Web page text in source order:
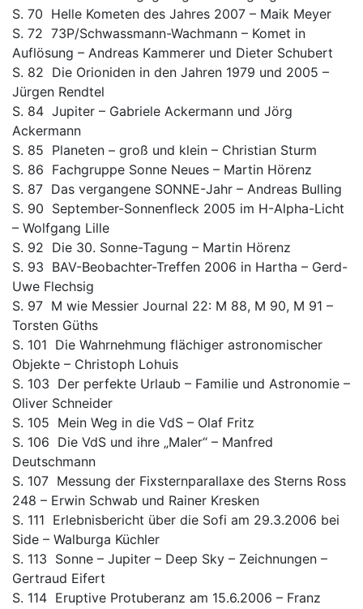
S. 70 Helle Kometen des Jahres 2007 – Maik Meyer
S. 72 73P/Schwassmann-Wachmann – Komet in
Auflösung – Andreas Kammerer und Dieter Schubert
S. 82 Die Orioniden in den Jahren 1979 und 2005 –
Jürgen Rendtel
S. 84 Jupiter – Gabriele Ackermann und Jörg
Ackermann
S. 85 Planeten – groß und klein – Christian Sturm
S. 86 Fachgruppe Sonne Neues – Martin Hörenz
S. 87 Das vergangene SONNE-Jahr – Andreas Bulling
S. 90 September-Sonnenfleck 2005 im H-Alpha-Licht
– Wolfgang Lille
S. 92 Die 30. Sonne-Tagung – Martin Hörenz
S. 93 BAV-Beobachter-Treffen 2006 in Hartha – Gerd-
Uwe Flechsig
S. 97 M wie Messier Journal 22: M 88, M 90, M 91 –
Torsten Güths
S. 101 Die Wahrnehmung flächiger astronomischer
Objekte – Christoph Lohuis
S. 103 Der perfekte Urlaub – Familie und Astronomie –
Oliver Schneider
S. 105 Mein Weg in die VdS – Olaf Fritz
S. 106 Die VdS und ihre „Maler“ – Manfred
Deutschmann
S. 107 Messung der Fixsternparallaxe des Sterns Ross
248 – Erwin Schwab und Rainer Kresken
S. 111 Erlebnisbericht über die Sofi am 29.3.2006 bei
Side – Walburga Küchler
S. 113 Sonne – Jupiter – Deep Sky – Zeichnungen –
Gertraud Eifert
S. 114 Eruptive Protuberanz am 15.6.2006 – Franz